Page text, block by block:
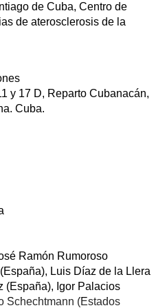
de Cuba, Centro de
de aterosclerosis de la
y 17 D, Reparto Cubanacán,
Cuba.
Ramón Rumoroso
Luis Díaz de la Llera
(España), Igor Palacios
Schechtmann (Estados